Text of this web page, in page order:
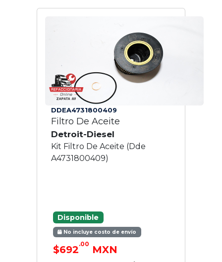
DDEA4731800409
Filtro De Aceite
Detroit-Diesel
Kit Filtro De Aceite (Dde
A4731800409)
Disponible
No incluye costo de envío
$692.00 MXN